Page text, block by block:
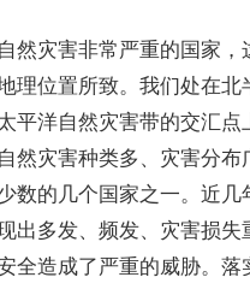
灾害非常严重的国家，
理位置所致。我们处在北
平洋自然灾害带的交汇点
然灾害种类多、灾害分布
数的几个国家之一。近几
出多发、频发、灾害损失
全造成了严重的威胁。落